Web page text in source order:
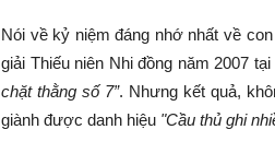
Nói về kỷ niệm đáng nhớ nhất về
giải Thiếu niên Nhi đồng năm 2007
chặt thằng số 7”. Nhưng kết quả,
giành được danh hiệu "Cầu thủ ghi